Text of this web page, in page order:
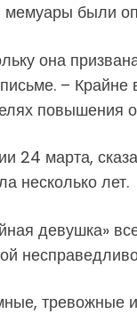
были
она
–
повышения
24 марта,
несколько лет.
девушка»